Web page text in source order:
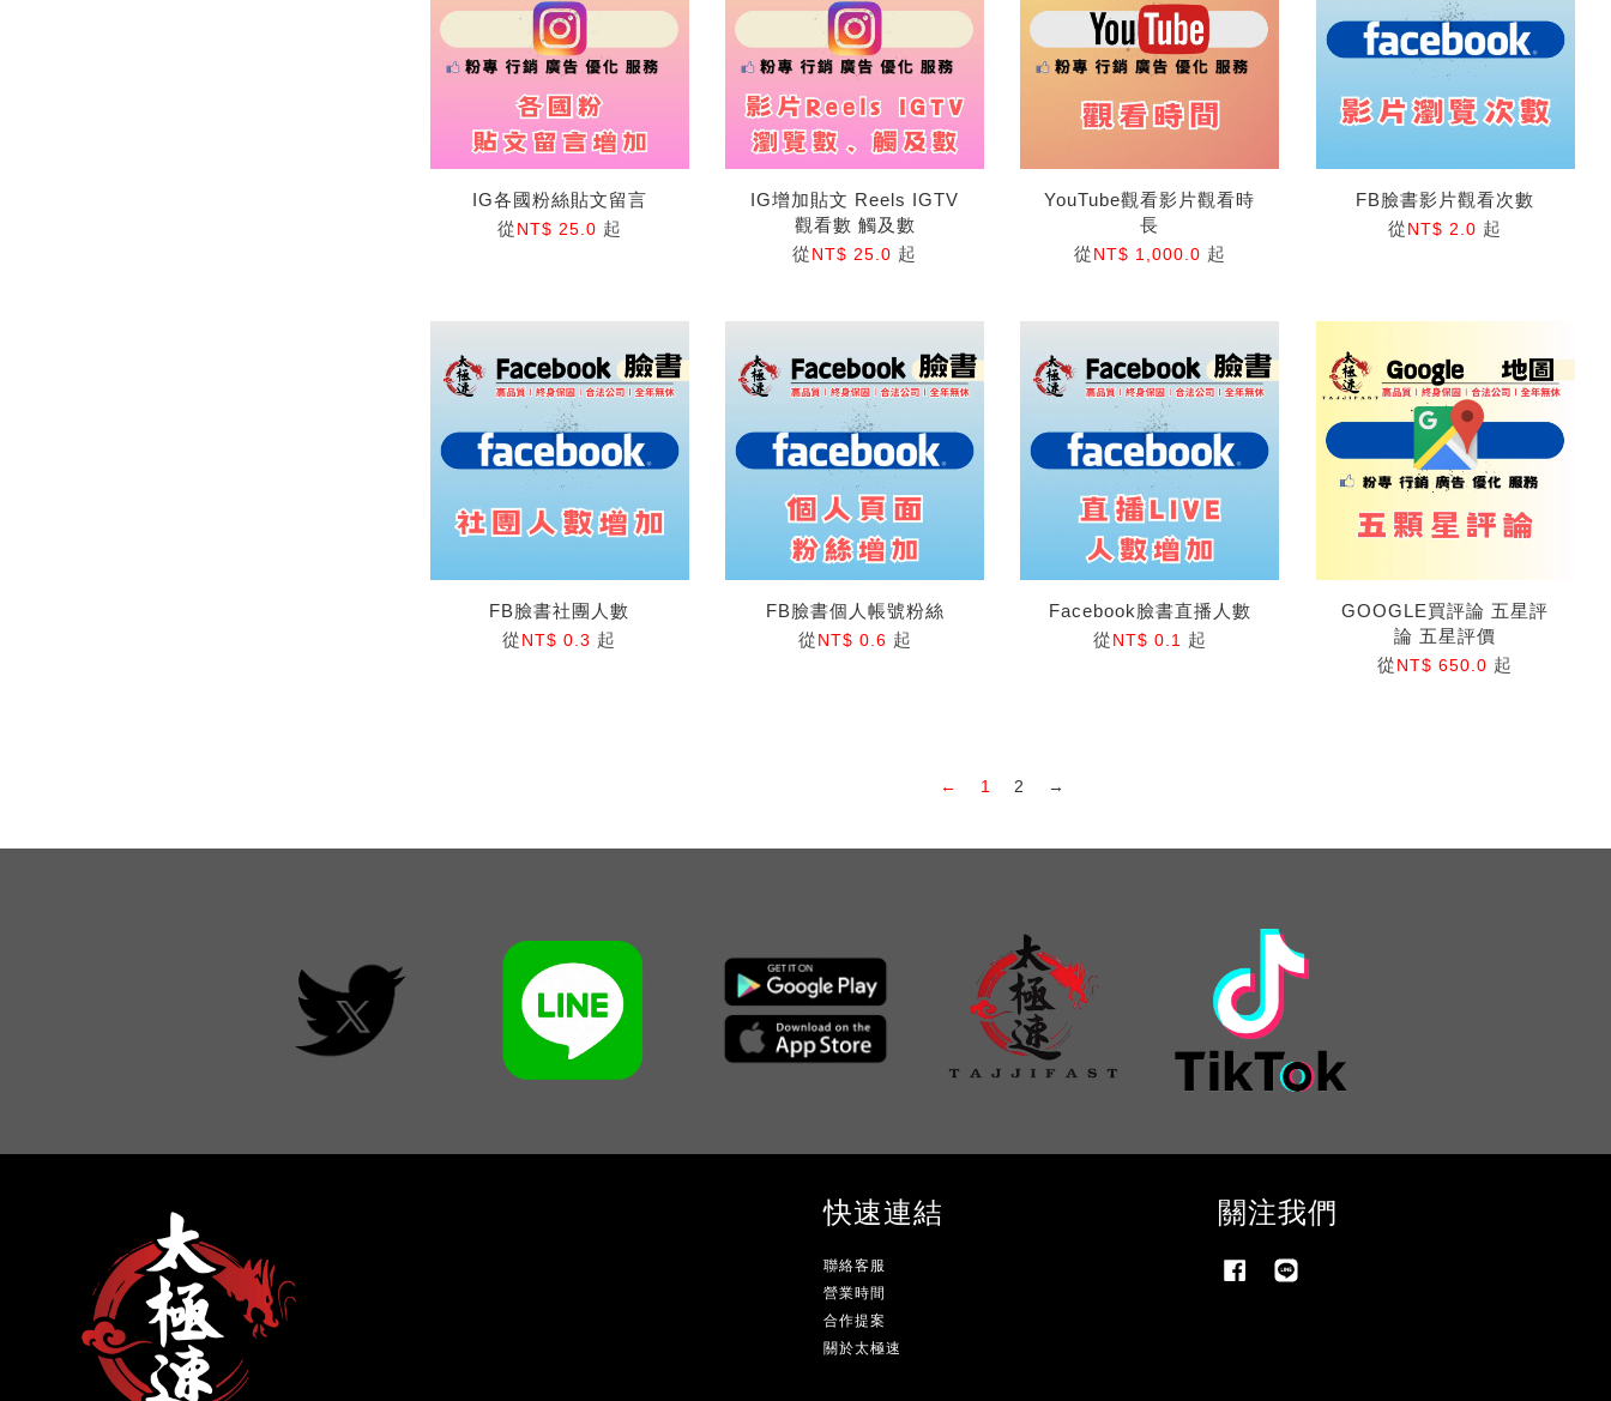
IG各國粉絲貼文留言
從NT$ 25.0 起
IG增加貼文 Reels IGTV
觀看數 觸及數
從NT$ 25.0 起
YouTube觀看影片觀看時
長
從NT$ 1,000.0 起
FB臉書影片觀看次數
從NT$ 2.0 起
FB臉書社團人數
從NT$ 0.3 起
FB臉書個人帳號粉絲
從NT$ 0.6 起
Facebook臉書直播人數
從NT$ 0.1 起
GOOGLE買評論 五星評
論 五星評價
從NT$ 650.0 起
← 1 2 →
快速連結
聯絡客服
營業時間
合作提案
關於太極速
關注我們
Facebook